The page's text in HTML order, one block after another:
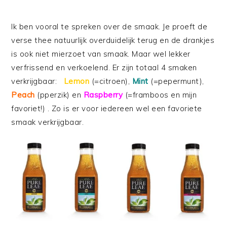
Ik ben vooral te spreken over de smaak. Je proeft de
verse thee natuurlijk overduidelijk terug en de drankjes
is ook niet mierzoet van smaak. Maar wel lekker
verfrissend en verkoelend. Er zijn totaal 4 smaken
verkrijgbaar:
Lemon (=citroen), Mint (=pepermunt),
Peach (pperzik) en Raspberry(=framboos en mijn
favoriet!) . Zo is er voor iedereen wel een favoriete
smaak verkrijgbaar.